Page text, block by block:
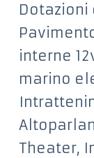
Dotazioni
interne
marino
Theater,